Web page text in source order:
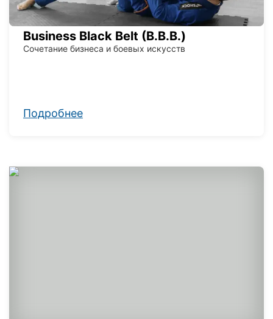
Business Black Belt (B.B.B.)
Сочетание бизнеса и боевых искусств
Подробнее